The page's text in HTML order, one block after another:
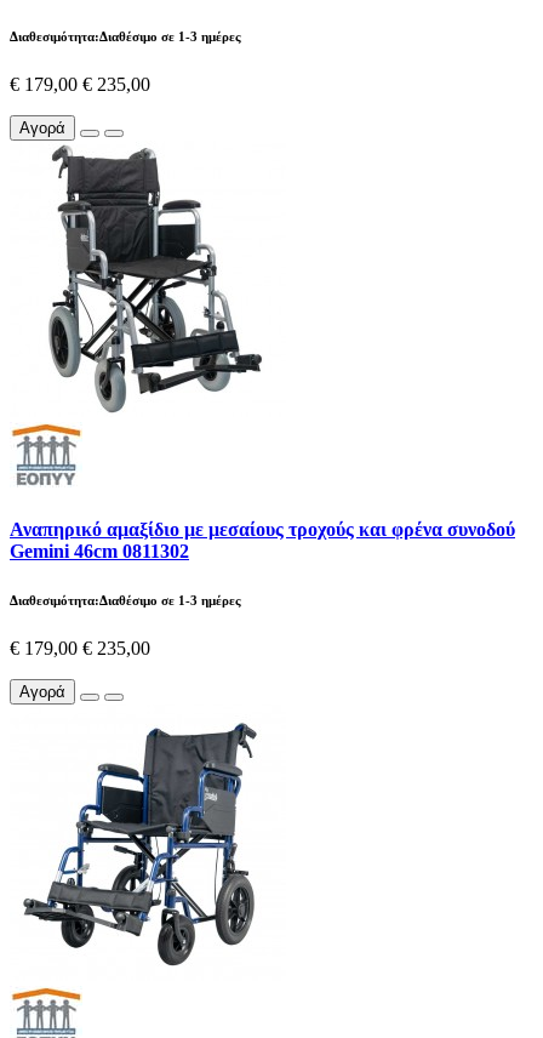
Διαθεσιμότητα:Διαθέσιμο σε 1-3 ημέρες
€ 179,00 € 235,00
Αγορά
Αναπηρικό αμαξίδιο με μεσαίους τροχούς και φρένα συνοδού
Gemini 46cm 0811302
Διαθεσιμότητα:Διαθέσιμο σε 1-3 ημέρες
€ 179,00 € 235,00
Αγορά